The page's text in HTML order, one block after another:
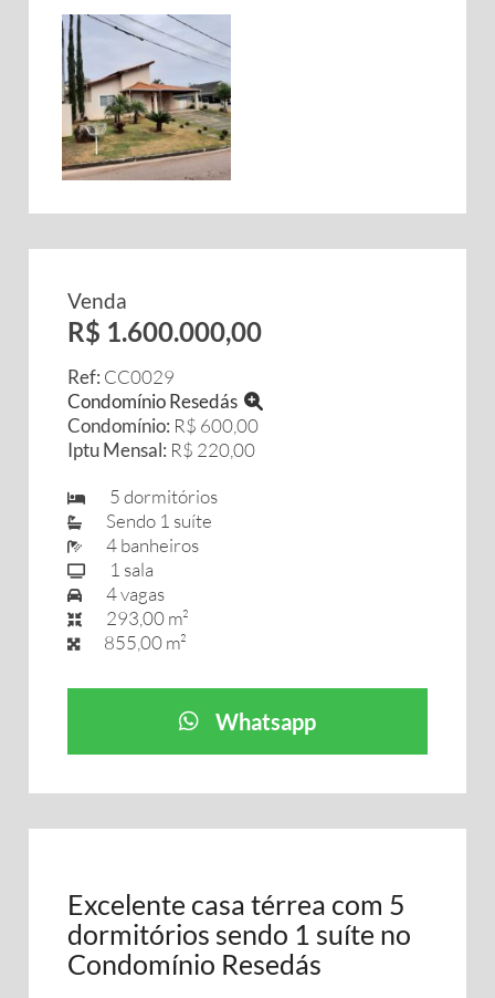
Venda
R$ 1.600.000,00
Ref: CC0029
Condomínio Resedás
Condomínio: R$ 600,00
Iptu Mensal: R$ 220,00
5 dormitórios
Sendo 1 suíte
4 banheiros
1 sala
4 vagas
293,00 m²
855,00 m²
Whatsapp
Excelente casa térrea com 5
dormitórios sendo 1 suíte no
Condomínio Resedás